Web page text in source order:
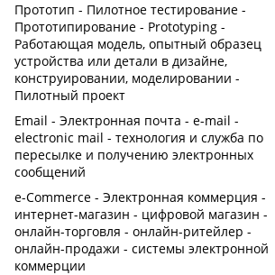
Прототип - Пилотное тестирование -
Прототипирование - Prototyping -
Работающая модель, опытный образец
устройства или детали в дизайне,
конструировании, моделировании -
Пилотный проект
Email - Электронная почта - e-mail -
electronic mail - технология и служба по
пересылке и получению электронных
сообщений
e-Commerce - Электронная коммерция -
интернет-магазин - цифровой магазин -
онлайн-торговля - онлайн-ритейлер -
онлайн-продажи - системы электронной
коммерции